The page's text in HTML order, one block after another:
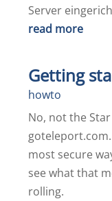
Server
read more
Getting
howto
No, not the
goteleport.com.
most secure
see what that
rolling.